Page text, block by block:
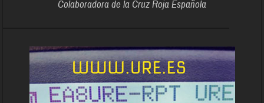
Colaboradora de la Cruz Roja Española